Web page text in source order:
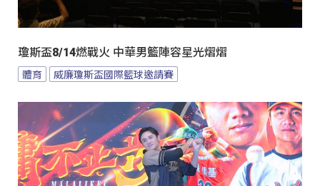
瓊斯盃8/14燃戰火 中華男籃陣容星光熠熠
體育 威廉瓊斯盃國際籃球邀請賽